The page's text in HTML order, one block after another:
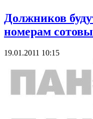
Должников
номерам
19.01.2011 10:15